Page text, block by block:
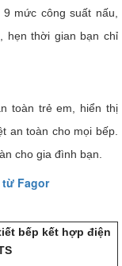
mức công suất nấu,
hẹn thời gian bạn chỉ
toàn trẻ em, hiển thị
an toàn cho mọi bếp.
cho gia đình bạn.
Fagor
bếp kết hợp điện